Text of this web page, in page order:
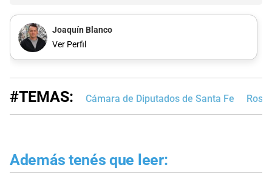
Joaquín Blanco
Ver Perfil
#TEMAS: Cámara de Diputados de Santa Fe
Además tenés que leer: